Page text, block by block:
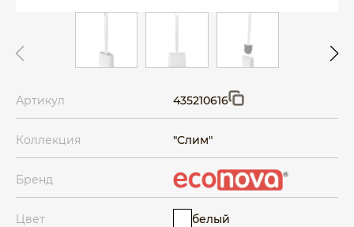
Артикул 435210616
Коллекция "Слим"
Бренд
Цвет
белый